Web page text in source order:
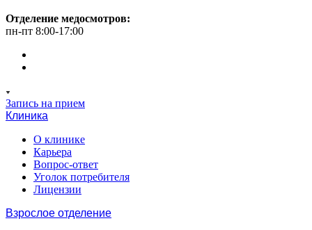
Отделение медосмотров:
пн-пт 8:00-17:00
Запись на прием
Клиника
О клинике
Карьера
Вопрос-ответ
Уголок потребителя
Лицензии
Взрослое отделение